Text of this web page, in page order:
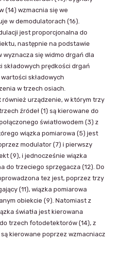
wzmacnia się we
w demodulatorach (16).
jest proporcjonalna do
następnie na podstawie
wyznacza się widmo drgań dla
prędkości drgań
składowych
w trzech osiach.
urządzenie, w którym trzy
źródeł (1) są kierowane do
światłowodem (3) z
wiązka pomiarowa (5) jest
modulator (7) i pierwszy
(9), i jednocześnie wiązka
do trzeciego sprzęgacza (12). Do
tez jest, poprzez trzy
(11), wiązka pomiarowa
obiekcie (9). Natomiast z
światła jest kierowana
trzech fotodetektorów (14), z
kierowane poprzez wzmacniacz